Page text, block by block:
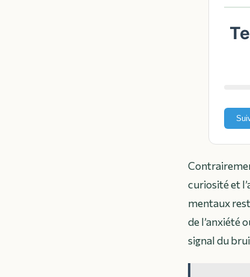
curiosité et
mentaux
de l’anxiété
signal du